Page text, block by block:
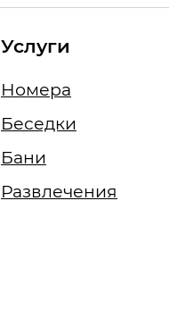
Услуги
Номера
Беседки
Бани
Развлечения